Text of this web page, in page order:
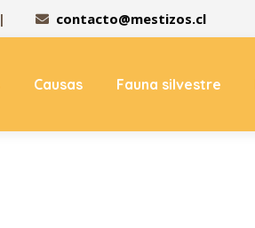
| contacto@mestizos.cl
Causas Fauna silvestre